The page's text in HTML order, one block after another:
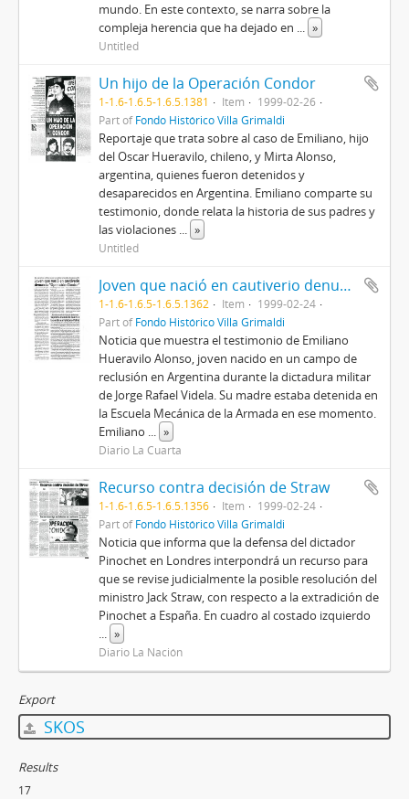
mundo. En este contexto, se narra sobre la
compleja herencia que ha dejado en ... »
Untitled
Un hijo de la Operación Condor
1-1.6-1.6.5-1.6.5.1381 Item
1999-02-26
Part ofFondo Histórico Villa Grimaldi
Reportaje que trata sobre al caso de Emiliano, hijo
del Oscar Hueravilo, chileno, y Mirta Alonso,
argentina, quienes fueron detenidos y
desaparecidos en Argentina. Emiliano comparte su
testimonio, donde relata la historia de sus padres y
las violaciones ... »
Untitled
Joven que nació en cautiverio denuncia "Operación Cóndor"
1-1.6-1.6.5-1.6.5.1362 Item
1999-02-24
Part ofFondo Histórico Villa Grimaldi
Noticia que muestra el testimonio de Emiliano
Hueravilo Alonso, joven nacido en un campo de
reclusión en Argentina durante la dictadura militar
de Jorge Rafael Videla. Su madre estaba detenida en
la Escuela Mecánica de la Armada en ese momento.
Emiliano ... »
Diario La Cuarta
Recurso contra decisión de Straw
1-1.6-1.6.5-1.6.5.1356 Item
1999-02-24
Part ofFondo Histórico Villa Grimaldi
Noticia que informa que la defensa del dictador
Pinochet en Londres interpondrá un recurso para
que se revise judicialmente la posible resolución del
ministro Jack Straw, con respecto a la extradición de
Pinochet a España. En cuadro al costado izquierdo
... »
Diario La Nación
Export
SKOS
Results
17